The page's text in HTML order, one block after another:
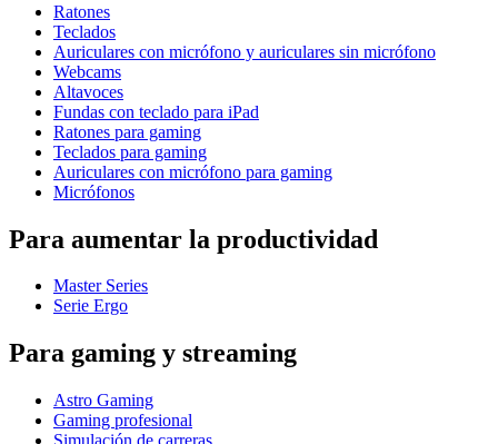
Ratones
Teclados
Auriculares con micrófono y auriculares sin micrófono
Webcams
Altavoces
Fundas con teclado para iPad
Ratones para gaming
Teclados para gaming
Auriculares con micrófono para gaming
Micrófonos
Para aumentar la productividad
Master Series
Serie Ergo
Para gaming y streaming
Astro Gaming
Gaming profesional